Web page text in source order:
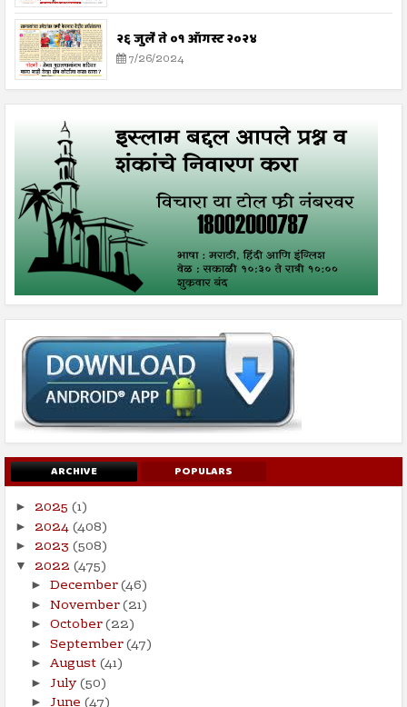
२६ जुलै ते ०१ ऑगस्ट २०२४
7/26/2024
ARCHIVE POPULARS
► 2025 (1)
► 2024(408)
► 2023 (508)
▼ 2022 (475)
► December(46)
► November(21)
► October(22)
► September(47)
► August(41)
► July(50)
►